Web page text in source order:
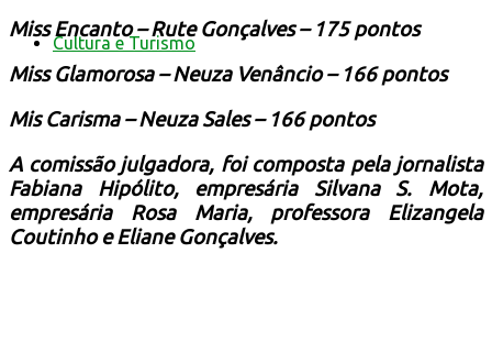
Cultura e Turismo
Miss Encanto – Rute Gonçalves – 175 pontos
Miss Glamorosa – Neuza Venâncio – 166 pontos
Mis Carisma – Neuza Sales – 166 pontos
A comissão julgadora, foi composta pela jornalista
Fabiana Hipólito, empresária Silvana S. Mota,
empresária Rosa Maria, professora Elizangela
Coutinho e Eliane Gonçalves.